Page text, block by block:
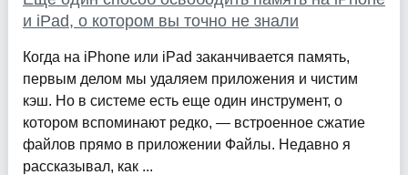
и iPad, о котором вы точно не знали
Когда на iPhone или iPad заканчивается память,
первым делом мы удаляем приложения и чистим
кэш. Но в системе есть еще один инструмент, о
котором вспоминают редко, — встроенное сжатие
файлов прямо в приложении Файлы. Недавно я
рассказывал, как ...